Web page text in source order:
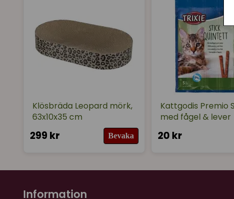
Klösbräda Leopard mörk,
63x10x35 cm
299 kr Bevaka
Kattgodis Premio
med fågel & lever
20 kr
Information